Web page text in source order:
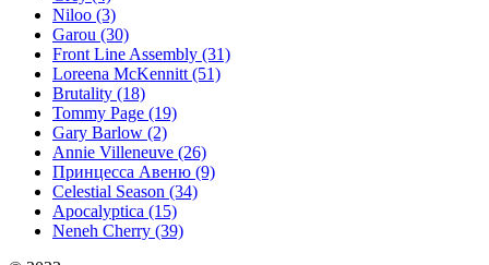
Niloo (3)
Garou (30)
Front Line Assembly (31)
Loreena McKennitt (51)
Brutality (18)
Tommy Page (19)
Gary Barlow (2)
Annie Villeneuve (26)
Принцесса Авеню (9)
Celestial Season (34)
Apocalyptica (15)
Neneh Cherry (39)